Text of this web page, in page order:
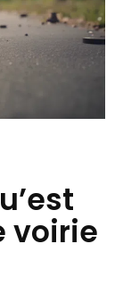
voirie